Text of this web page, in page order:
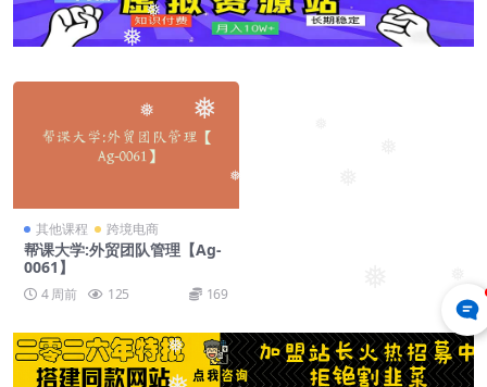
❅
❅
❅
❅
❅
❅
其他课程 跨境电商
帮课大学:外贸团队管理【Ag-
0061】
4 周前 125 169